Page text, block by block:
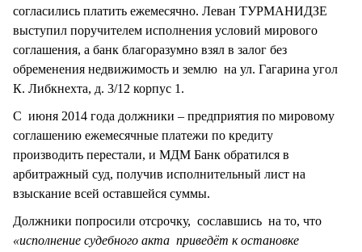
согласились платить ежемесячно. Леван ТУРМАНИДЗЕ
выступил поручителем исполнения условий мирового
соглашения, а банк благоразумно взял в залог без
обременения недвижимость и землю на ул. Гагарина угол
К. Либкнехта, д. 3/12 корпус 1.
С июня 2014 года должники – предприятия по мировому
соглашению ежемесячные платежи по кредиту
производить перестали, и МДМ Банк обратился в
арбитражный суд, получив исполнительный лист на
взыскание всей оставшейся суммы.
Должники попросили отсрочку, сославшись на то, что
«исполнение судебного акта приведёт к остановке